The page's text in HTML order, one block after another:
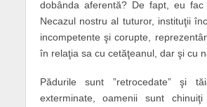
dobânda aferentă? De fapt, eu fac
Necazul nostru al tuturor, instituţii
incompetente şi corupte,
în relaţia sa cu cetăţeanul, dar şi cu
Pădurile sunt ”retrocedate” şi
exterminate, oamenii sunt